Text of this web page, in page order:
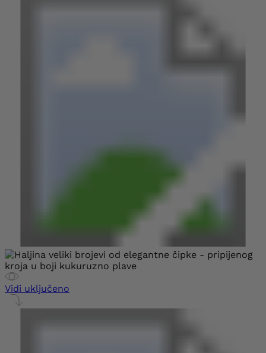
Vidi uključeno